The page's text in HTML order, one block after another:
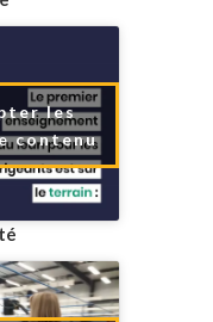
les
contenu